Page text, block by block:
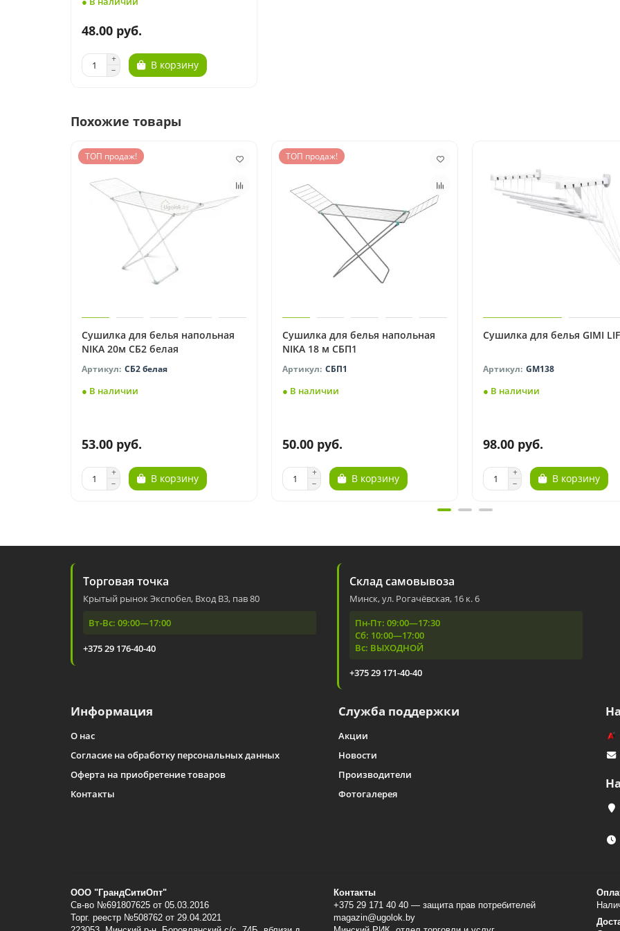
48.00 руб.
В корзину
Похожие товары
ТОП продаж!
Сушилка для белья напольная
NIKA 20м СБ2 белая
СБ2 белая
● В наличии
53.00 руб.
В корзину
ТОП продаж!
Сушилка для белья напольная
NIKA 18 м СБП1
СБП1
● В наличии
50.00 руб.
В корзину
Сушилка для белья GIMI
GM138
● В наличии
98.00 руб.
В корзину
Торговая точка
Крытый рынок Экспобел, Вход В3, пав 80
Вт-Вс: 09:00—17:00
+375 29 176-40-40
Склад самовывоза
Минск, ул. Рогачёвская, 16 к. 6
Пн-Пт: 09:00—17:30
Сб: 10:00—17:00
Вс: ВЫХОДНОЙ
+375 29 171-40-40
Информация
О нас
Согласие на обработку персональных данных
Оферта на приобретение товаров
Контакты
Служба поддержки
Акции
Новости
Производители
Фотогалерея
ООО "ГрандСитиОпт"
Св-во №691807625 от 05.03.2016
Торг. реестр №508762 от 29.04.2021
Контакты
+375 29 171 40 40 — защита прав потребителей
magazin@ugolok.by